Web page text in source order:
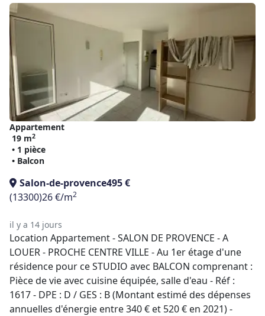
Appartement
19 m2
• 1 pièce
• Balcon
Salon-de-provence495 €
(13300)26 €/m2
il y a 14 jours
Location Appartement - SALON DE PROVENCE - A
LOUER - PROCHE CENTRE VILLE - Au 1er étage d'une
résidence pour ce STUDIO avec BALCON comprenant :
Pièce de vie avec cuisine équipée, salle d'eau - Réf :
1617 - DPE : D / GES : B (Montant estimé des dépenses
annuelles d'énergie entre 340 € et 520 € en 2021) -